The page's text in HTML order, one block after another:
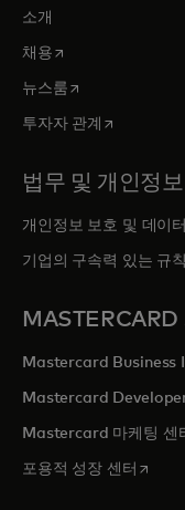
소개
채용새 탭에서 열림
뉴스룸새 탭에서 열림
투자자 관계 새 탭에서 열
법무 및 개인정보
개인정보 보호 및 데이
기업의 구속력 있는 규
MASTERCARD
Mastercard Business
Mastercard
Mastercard 마케팅 센
포용적 성장 센터 새 탭